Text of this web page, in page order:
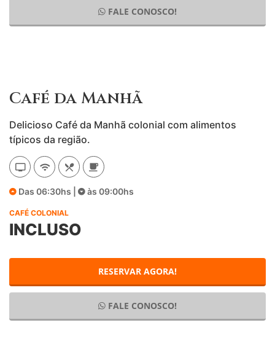
FALE CONOSCO!
Café da Manhã
Delicioso Café da Manhã colonial com alimentos
típicos da região.
Das 06:30hs | às 09:00hs
CAFÉ COLONIAL
INCLUSO
RESERVAR AGORA!
FALE CONOSCO!